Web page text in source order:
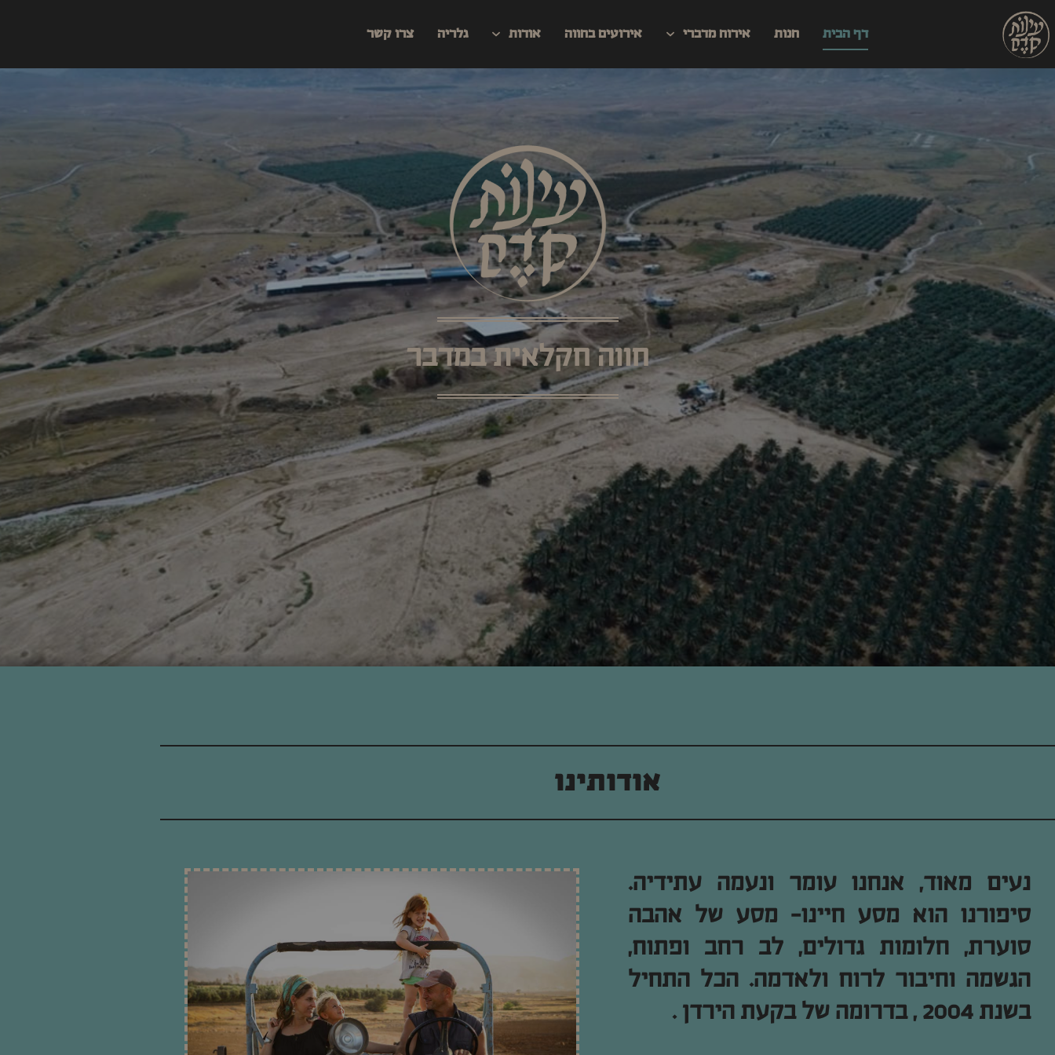
דף הבית חנות אירוח מדברי אירועים בחווה אודות גלריה צרו קשר
חווה חקלאית במדבר
אודותינו
נעים מאוד, אנחנו עומר ונעמה עתידיה.
סיפורנו הוא מסע חיינו- מסע של אהבה
סוערת, חלומות גדולים, לב רחב ופתוח,
הגשמה וחיבור לרוח ולאדמה. הכל התחיל
בשנת 2004 , בדרומה של בקעת הירדן .